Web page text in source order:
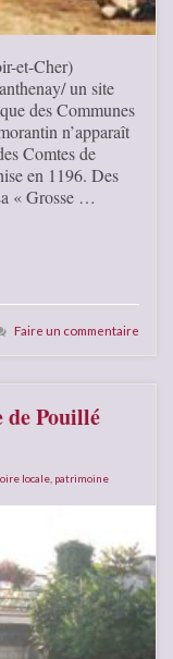
et-Cher)
un site
des Communes
n’apparaît
Comtes de
en 1196. Des
« Grosse …
Faire un commentaire
Pouillé
locale patrimoine